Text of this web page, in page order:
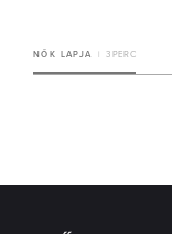
NŐK LAPJA 3 PERC